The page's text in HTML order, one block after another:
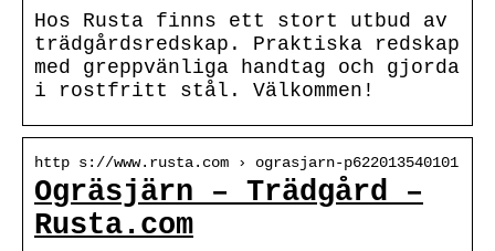
Hos Rusta finns ett stort utbud av
trädgårdsredskap. Praktiska redskap
med greppvänliga handtag och gjorda
i rostfritt stål. Välkommen!
http s://www.rusta.com › ograsjarn-p622013540101
Ogräsjärn – Trädgård –
Rusta.com